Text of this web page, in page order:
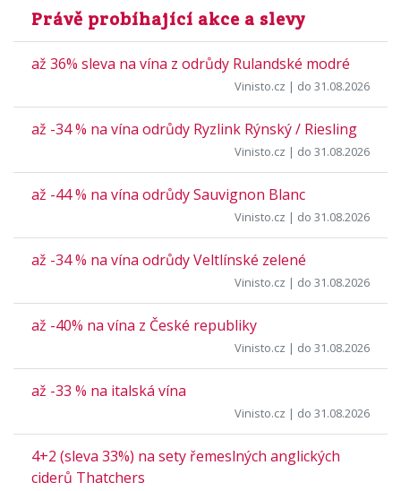
Právě probíhající akce a slevy
až 36% sleva na vína z odrůdy Rulandské modré
Vinisto.cz | do 31.08.2026
až -34 % na vína odrůdy Ryzlink Rýnský / Riesling
Vinisto.cz | do 31.08.2026
až -44 % na vína odrůdy Sauvignon Blanc
Vinisto.cz | do 31.08.2026
až -34 % na vína odrůdy Veltlínské zelené
Vinisto.cz | do 31.08.2026
až -40% na vína z České republiky
Vinisto.cz | do 31.08.2026
až -33 % na italská vína
Vinisto.cz | do 31.08.2026
4+2 (sleva 33%) na sety řemeslných anglických
ciderů Thatchers